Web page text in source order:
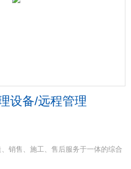
设备/远程管理
销售、施工、售后服务于一体的综合